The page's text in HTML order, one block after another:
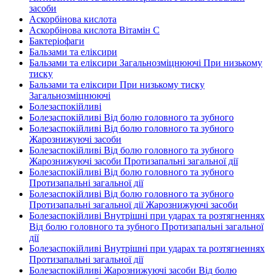
засоби
Аскорбінова кислота
Аскорбінова кислота Вітамін C
Бактеріофаги
Бальзами та еліксири
Бальзами та еліксири Загальнозміцнюючі При низькому
тиску
Бальзами та еліксири При низькому тиску
Загальнозміцнюючі
Болезаспокійливі
Болезаспокійливі Від болю головного та зубного
Болезаспокійливі Від болю головного та зубного
Жарознижуючі засоби
Болезаспокійливі Від болю головного та зубного
Жарознижуючі засоби Протизапальні загальної дії
Болезаспокійливі Від болю головного та зубного
Протизапальні загальної дії
Болезаспокійливі Від болю головного та зубного
Протизапальні загальної дії Жарознижуючі засоби
Болезаспокійливі Внутрішні при ударах та розтягненнях
Від болю головного та зубного Протизапальні загальної
дії
Болезаспокійливі Внутрішні при ударах та розтягненнях
Протизапальні загальної дії
Болезаспокійливі Жарознижуючі засоби Від болю